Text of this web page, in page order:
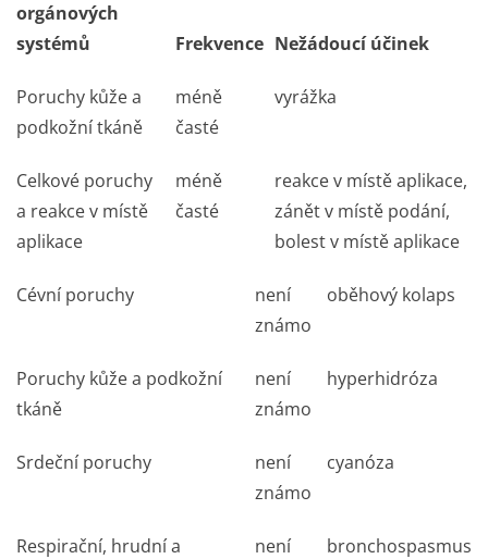
orgánových
systémů
Frekvence Nežádoucí účinek
Poruchy kůže a
podkožní tkáně
méně
časté
vyrážka
Celkové poruchy
a reakce v místě
aplikace
méně
časté
reakce v místě aplikace,
zánět v místě podání,
bolest v místě aplikace
Cévní poruchy
není
známo
oběhový kolaps
Poruchy kůže a podkožní
tkáně
není
známo
hyperhidróza
Srdeční poruchy
není
známo
cyanóza
Respirační, hrudní a
není
bronchospasmus